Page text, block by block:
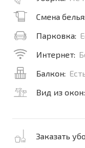
Смена белья:
Парковка:
Интернет:
Балкон:
Вид из окон:
Заказать